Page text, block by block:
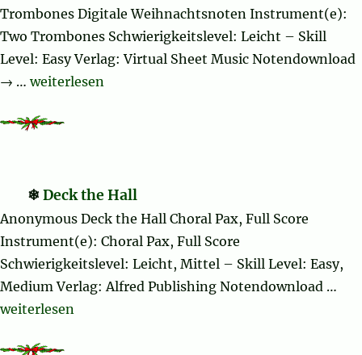
Trombones Digitale Weihnachtsnoten Instrument(e):
Two Trombones Schwierigkeitslevel: Leicht – Skill
Level: Easy Verlag: Virtual Sheet Music Notendownload
→ …„Christmas Sheet Music and Carols“
weiterlesen
Deck the Hall
Anonymous Deck the Hall Choral Pax, Full Score
Instrument(e): Choral Pax, Full Score
Schwierigkeitslevel: Leicht, Mittel – Skill Level: Easy,
Medium Verlag: Alfred Publishing Notendownload …
„Deck the Hall“
weiterlesen